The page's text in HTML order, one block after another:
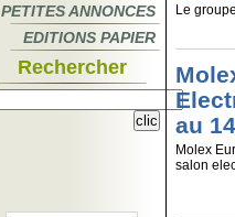
PETITES ANNONCES
EDITIONS PAPIER
Rechercher
Le
au
Molex
salon